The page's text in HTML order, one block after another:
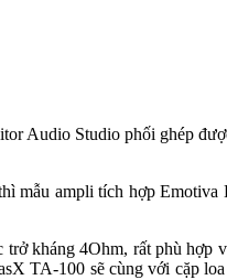
Audio Studio phối ghép
mẫu ampli tích hợp
kháng 4Ohm, rất phù hợp
TA-100 sẽ cùng với cặp